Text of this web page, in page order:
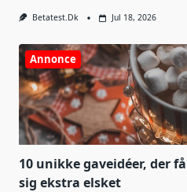
Betatest.dk Jul 18, 2026
Annonce
10 unikke gaveidéer, der
sig ekstra elsket